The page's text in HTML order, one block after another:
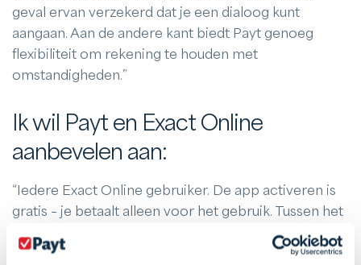
geval ervan verzekerd dat je een dialoog kunt
aangaan. Aan de andere kant biedt Payt genoeg
flexibiliteit om rekening te houden met
omstandigheden.”
Ik wil Payt en Exact Online
aanbevelen aan:
“Iedere Exact Online gebruiker. De app activeren is
gratis – je betaalt alleen voor het gebruik. Tussen het
activeren van Payt en het uitsturen van mijn eerste
herinnering zat slechts een kwartier! Van de 4